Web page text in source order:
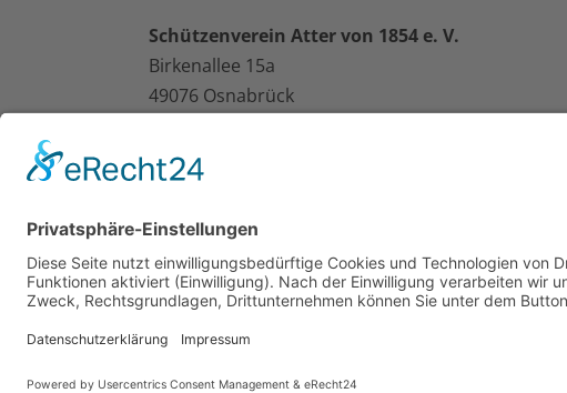
Schützenverein Atter von 1854 e. V.
Birkenallee 15a
49076 Osnabrück
c.hartmann@schuetzenverein-atter.de
Telefon:
0541/127585
Impressum|Datenschutz